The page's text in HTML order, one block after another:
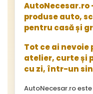
AutoNecesar.ro
produse auto,
pentru casă și
Tot ce ai
atelier, curte și
cu zi, într-un
AutoNecesar.ro